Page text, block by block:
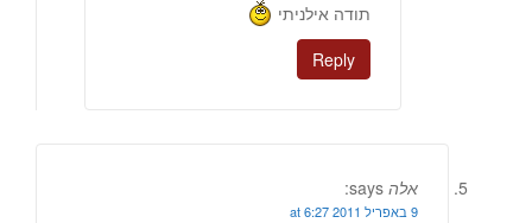
תודה אילניתי
Reply
אלה says:
9 באפריל 2011 at 6:27